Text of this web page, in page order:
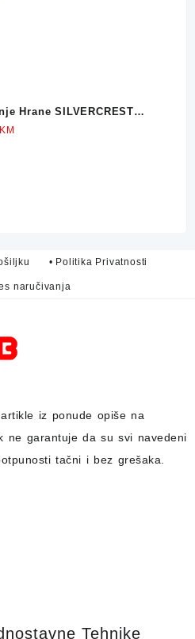
Hrane SILVERCREST
KM
• Politika Privatnosti
iz ponude opiše na
ne garantuje da su svi navedeni
tačni i bez grešaka.
Tehnike